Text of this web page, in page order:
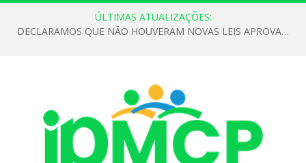
ÚLTIMAS ATUALIZAÇÕES:
DECLARAMOS QUE NÃO HOUVERAM NOVAS LEIS APROVADAS ATÉ O MOMENTO PARA O INSTITUTO DE PREVIDÊNCIA NO ANO DE 2026